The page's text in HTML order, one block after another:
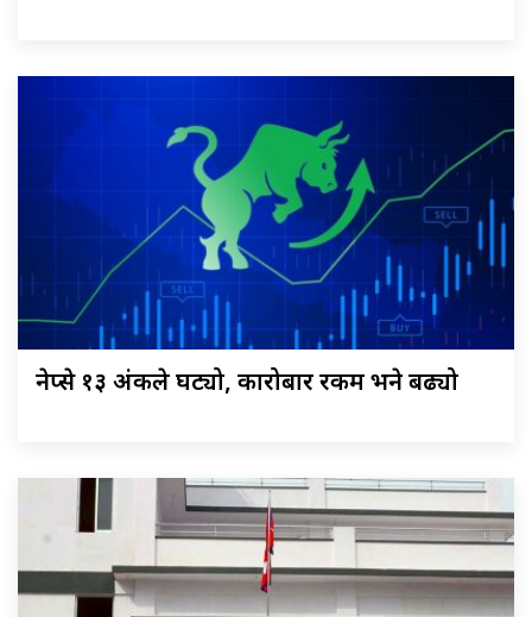
नेप्से १३ अंकले घट्यो, कारोबार रकम भने बढ्यो